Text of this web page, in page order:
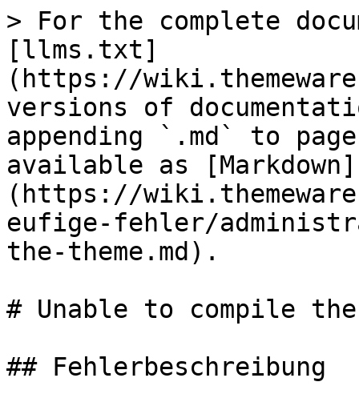
> For the complete
[llms.txt]
(https://
versions of
appending `.md` to
available as [Markdown]
(https://
eufige-fehler/
the-theme.md).
# Unable to compile
## Fehlerbeschreibung